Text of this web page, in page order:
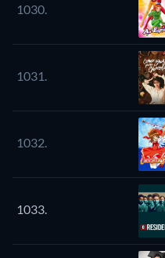
1030.
1031.
1032.
1033.